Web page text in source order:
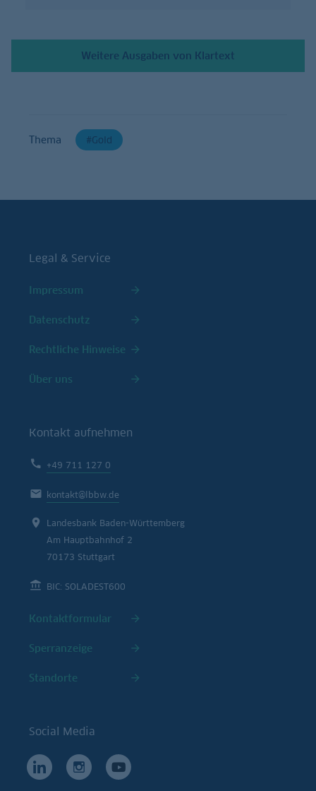
Weitere Ausgaben von Klartext
Thema Gold
Legal & Service
Impressum
Datenschutz
Rechtliche Hinweise
Über uns
Kontakt aufnehmen
+49 711 127 0
kontakt@lbbw.de
Landesbank Baden-Württemberg
Am Hauptbahnhof 2
70173 Stuttgart
BIC: SOLADEST600
Kontaktformular
Sperranzeige
Standorte
Social Media